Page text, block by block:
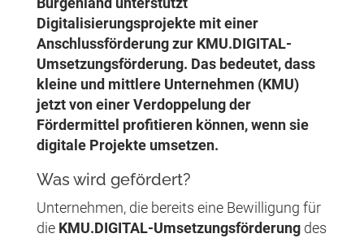
Digitalisierungsprojekte mit einer
Anschlussförderung zur KMU.DIGITAL-
Umsetzungsförderung. Das bedeutet, dass
kleine und mittlere Unternehmen (KMU)
jetzt von einer Verdoppelung der
Fördermittel profitieren können, wenn sie
digitale Projekte umsetzen.
Was wird gefördert?
Unternehmen, die bereits eine Bewilligung für
die KMU.DIGITAL-Umsetzungsförderungdes